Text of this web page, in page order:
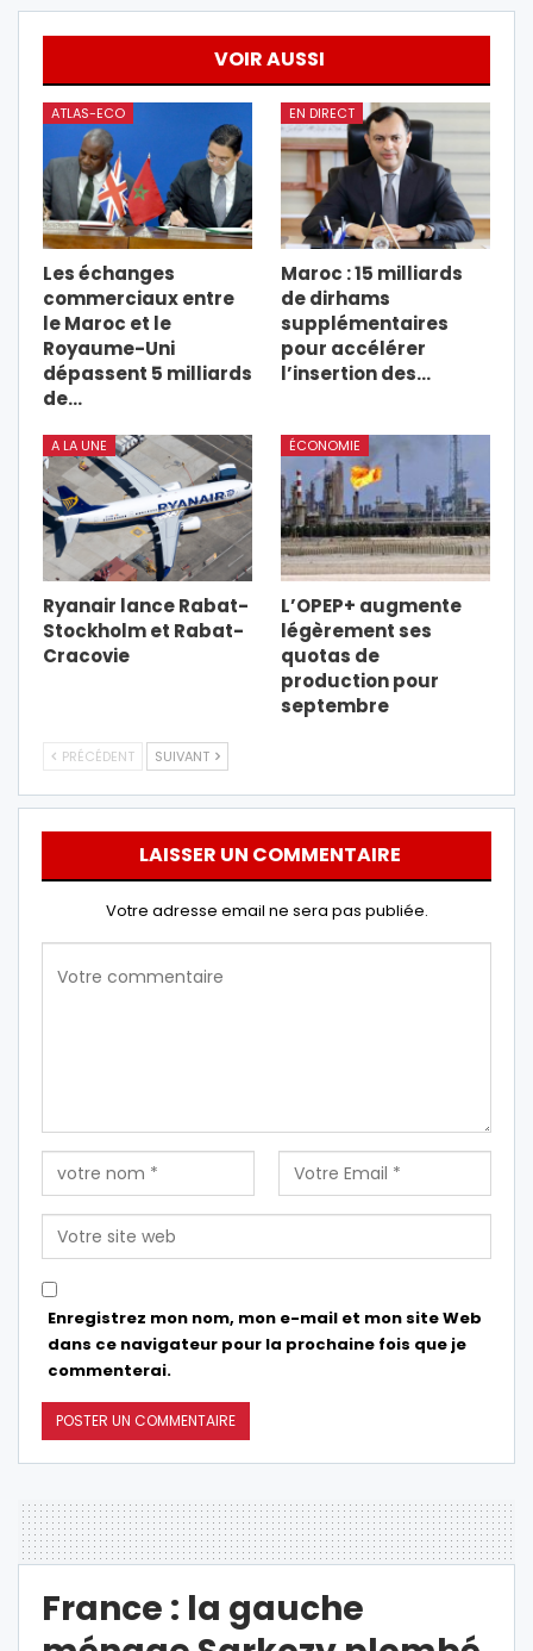
VOIR AUSSI
ATLAS-ECO
Les échanges
commerciaux entre
le Maroc et le
Royaume-Uni
dépassent 5 milliards
de…
EN DIRECT
Maroc : 15 milliards
de dirhams
supplémentaires
pour accélérer
l’insertion des…
A LA UNE
Ryanair lance Rabat-
Stockholm et Rabat-
Cracovie
ÉCONOMIE
L’OPEP+ augmente
légèrement ses
quotas de
production pour
septembre
PRÉCÉDENT SUIVANT
LAISSER UN COMMENTAIRE
Votre adresse email ne sera pas publiée.
Enregistrez mon nom, mon e-mail et mon site Web
dans ce navigateur pour la prochaine fois que je
commenterai.
France : la gauche